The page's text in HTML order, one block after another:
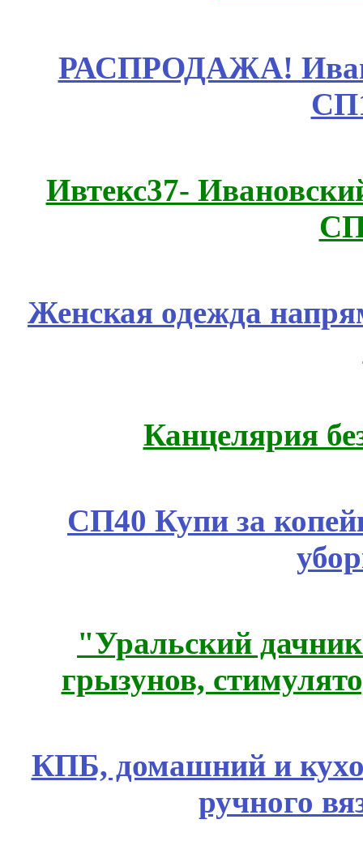
РАСПРОДАЖА!
Ивтекс37-
Женская одежда
Канцелярия
СП40 Купи за
"Уральский
грызунов,
КПБ, домашний и
ручного